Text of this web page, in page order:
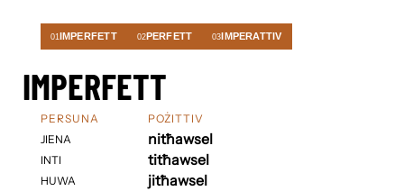
01IMPERFETT 02PERFETT 03IMPERATTIV
IMPERFETT
PERSUNA
JIENA
INTI
HUWA
POŻITTIV
nitħawsel
titħawsel
jitħawsel